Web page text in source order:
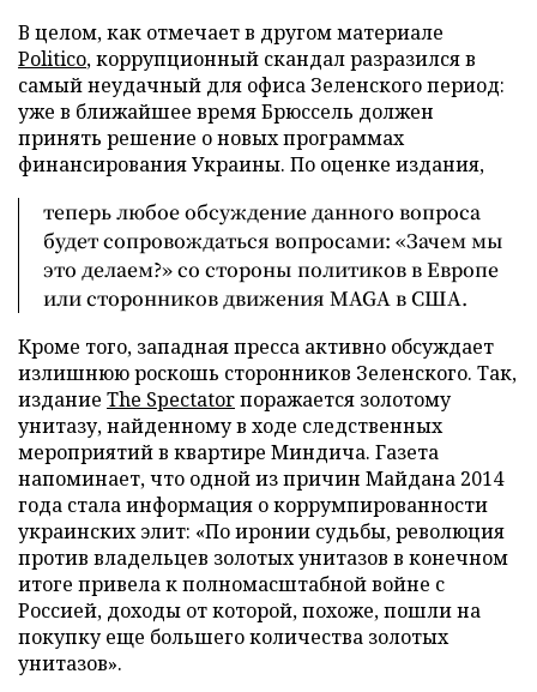
В целом, как отмечает в другом материале
Politico, коррупционный скандал разразился в
самый неудачный для офиса Зеленского период:
уже в ближайшее время Брюссель должен
принять решение о новых программах
финансирования Украины. По оценке издания,
теперь любое обсуждение данного вопроса
будет сопровождаться вопросами: «Зачем мы
это делаем?» со стороны политиков в Европе
или сторонников движения MAGA в США.
Кроме того, западная пресса активно обсуждает
излишнюю роскошь сторонников Зеленского. Так,
издание The Spectatorпоражается золотому
унитазу, найденному в ходе следственных
мероприятий в квартире Миндича. Газета
напоминает, что одной из причин Майдана 2014
года стала информация о коррумпированности
украинских элит: «По иронии судьбы, революция
против владельцев золотых унитазов в конечном
итоге привела к полномасштабной войне с
Россией, доходы от которой, похоже, пошли на
покупку еще большего количества золотых
унитазов».